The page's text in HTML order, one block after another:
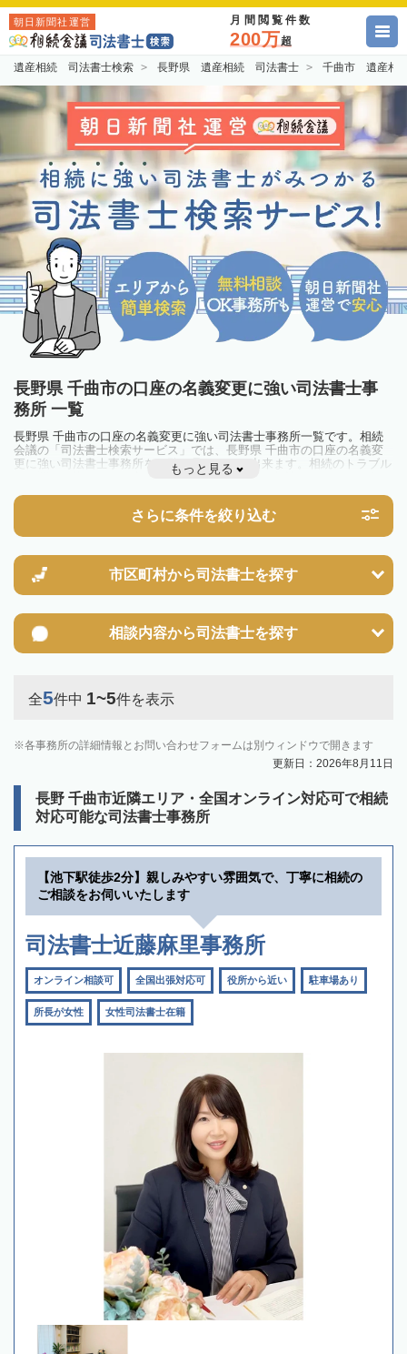
朝日新聞社運営 月間閲覧件数
200万超
遺産相続 司法書士検索 長野県 遺産相続 司法書士 千曲市 遺産相
長野県 千曲市の口座の名義変更に強い司法書士事
務所 一覧
長野県 千曲市の口座の名義変更に強い司法書士事務所一覧です。相続
会議の「司法書士検索サービス」では、長野県 千曲市の口座の名義変
更に強い司法書士事務所を一覧で見ることが出来ます。相続のトラブル
やお悩みを抱えている方は一度近隣の司法書士に相談してみましょう。
もっと見る
さらに条件を絞り込む
市区町村から司法書士を探す
相談内容から司法書士を探す
全5件中 1~5件を表示
各事務所の詳細情報とお問い合わせフォームは別ウィンドウで開きます
更新日：2026年8月11日
長野 千曲市近隣エリア・全国オンライン対応可で相続
対応可能な司法書士事務所
【池下駅徒歩2分】親しみやすい雰囲気で、丁寧に相続の
ご相談をお伺いいたします
司法書士近藤麻里事務所
オンライン相談可 全国出張対応可 役所から近い 駐車場あり
所長が女性 女性司法書士在籍